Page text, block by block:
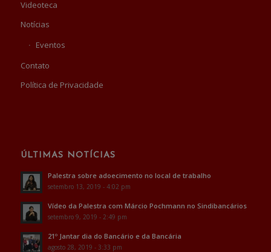
Videoteca
Notícias
Eventos
Contato
Política de Privacidade
ÚLTIMAS NOTÍCIAS
Palestra sobre adoecimento no local de trabalho
setembro 13, 2019 - 4:02 pm
Vídeo da Palestra com Márcio Pochmann no Sindibancários
setembro 9, 2019 - 2:49 pm
21º Jantar dia do Bancário e da Bancária
agosto 28, 2019 - 3:33 pm